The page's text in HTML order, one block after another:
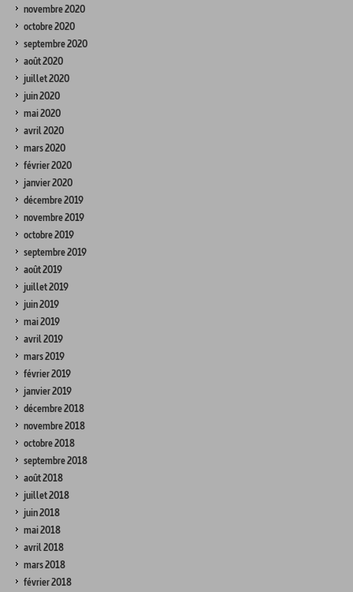
novembre 2020
octobre 2020
septembre 2020
août 2020
juillet 2020
juin 2020
mai 2020
avril 2020
mars 2020
février 2020
janvier 2020
décembre 2019
novembre 2019
octobre 2019
septembre 2019
août 2019
juillet 2019
juin 2019
mai 2019
avril 2019
mars 2019
février 2019
janvier 2019
décembre 2018
novembre 2018
octobre 2018
septembre 2018
août 2018
juillet 2018
juin 2018
mai 2018
avril 2018
mars 2018
février 2018